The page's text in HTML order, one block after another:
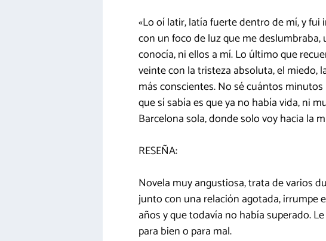
«Lo oí latir, latía fuerte dentro de mí, y fui
con un foco de luz que me
conocía, ni ellos a mí. Lo último que
veinte con la tristeza absoluta, el miedo,
más conscientes. No sé cuántos
que sí sabía es que ya no había vida, ni
Barcelona sola, donde solo voy hacia la
RESEÑA:
Novela muy angustiosa, trata de varios
junto con una relación agotada, irrumpe
años y que todavía no había superado.
para bien o para mal.